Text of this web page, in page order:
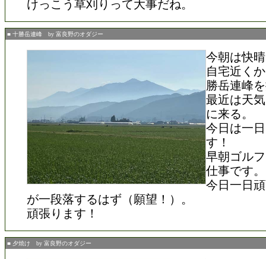
けっこう草刈りって大事だね。
■ 十勝岳連峰 by 富良野のオダジー
今朝は快
自宅近く
勝岳連峰
最近は天
に来る。
今日は一
す！
早朝ゴル
仕事です。
今日一日
が一段落するはず（願望！）。
頑張ります！
■ 夕焼け by 富良野のオダジー